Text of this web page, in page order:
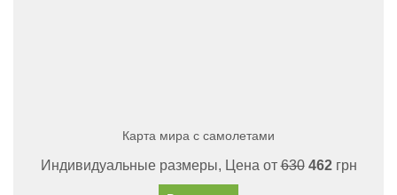
Карта мира с самолетами
Индивидуальные размеры, Цена от630 462грн